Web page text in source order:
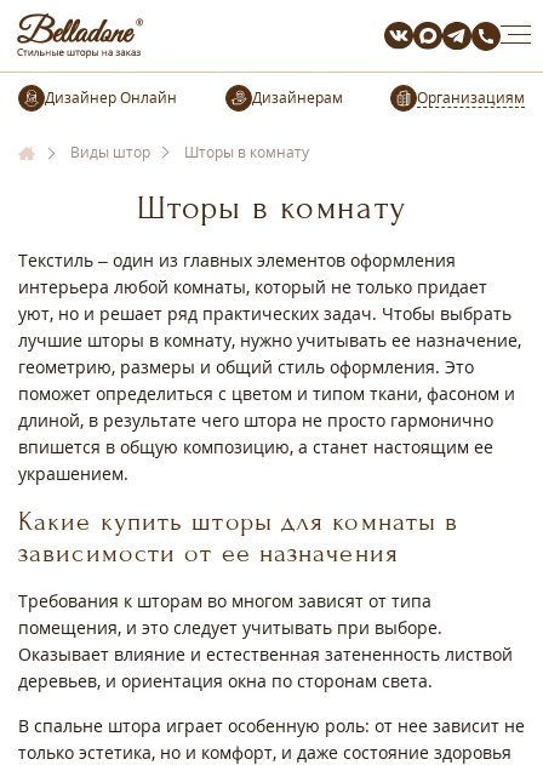
Организациям
Виды штор Шторы в комнату
Шторы в комнату
Текстиль – один из главных элементов оформления
интерьера любой комнаты, который не только придает
уют, но и решает ряд практических задач. Чтобы выбрать
лучшие шторы в комнату, нужно учитывать ее назначение,
геометрию, размеры и общий стиль оформления. Это
поможет определиться с цветом и типом ткани, фасоном и
длиной, в результате чего штора не просто гармонично
впишется в общую композицию, а станет настоящим ее
украшением.
Какие купить шторы для комнаты в
зависимости от ее назначения
Требования к шторам во многом зависят от типа
помещения, и это следует учитывать при выборе.
Оказывает влияние и естественная затененность листвой
деревьев, и ориентация окна по сторонам света.
В спальне штора играет особенную роль: от нее зависит не
только эстетика, но и комфорт, и даже состояние здоровья